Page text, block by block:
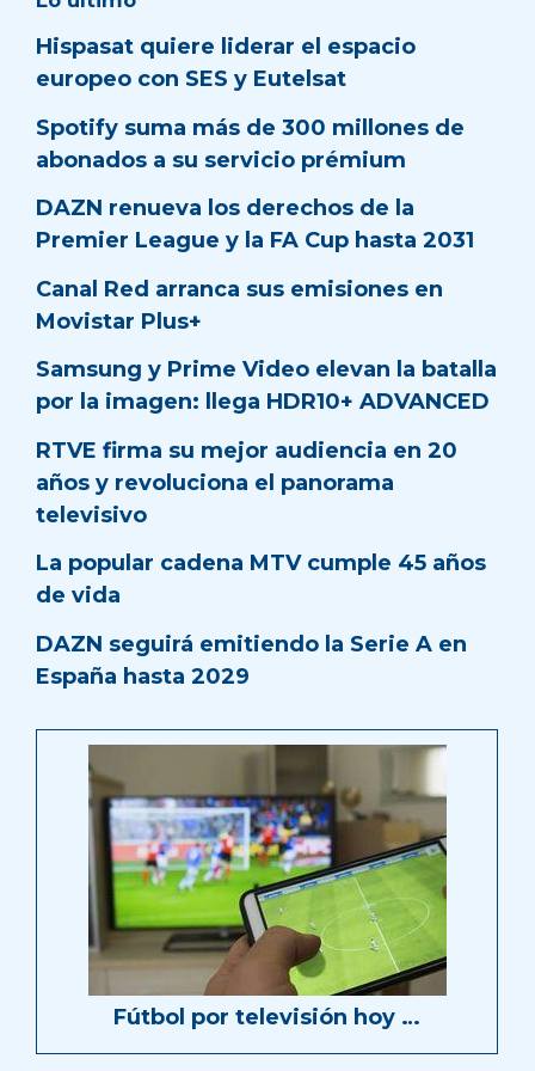
Hispasat quiere liderar el espacio
europeo con SES y Eutelsat
Spotify suma más de 300 millones de
abonados a su servicio prémium
DAZN renueva los derechos de la
Premier League y la FA Cup hasta 2031
Canal Red arranca sus emisiones en
Movistar Plus+
Samsung y Prime Video elevan la batalla
por la imagen: llega HDR10+ ADVANCED
RTVE firma su mejor audiencia en 20
años y revoluciona el panorama
televisivo
La popular cadena MTV cumple 45 años
de vida
DAZN seguirá emitiendo la Serie A en
España hasta 2029
Fútbol por televisión hoy …